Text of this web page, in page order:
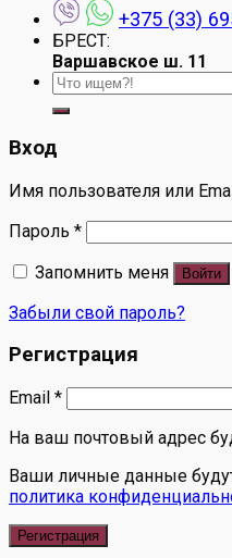
+375 (33)
БРЕСТ:
Варшавское ш. 11
Искать:
Вход
Имя пользователя или
Пароль *
Запомнить меня
Войти
Забыли свой пароль?
Регистрация
Email *
На ваш почтовый адрес
Ваши личные данные
политика
Регистрация